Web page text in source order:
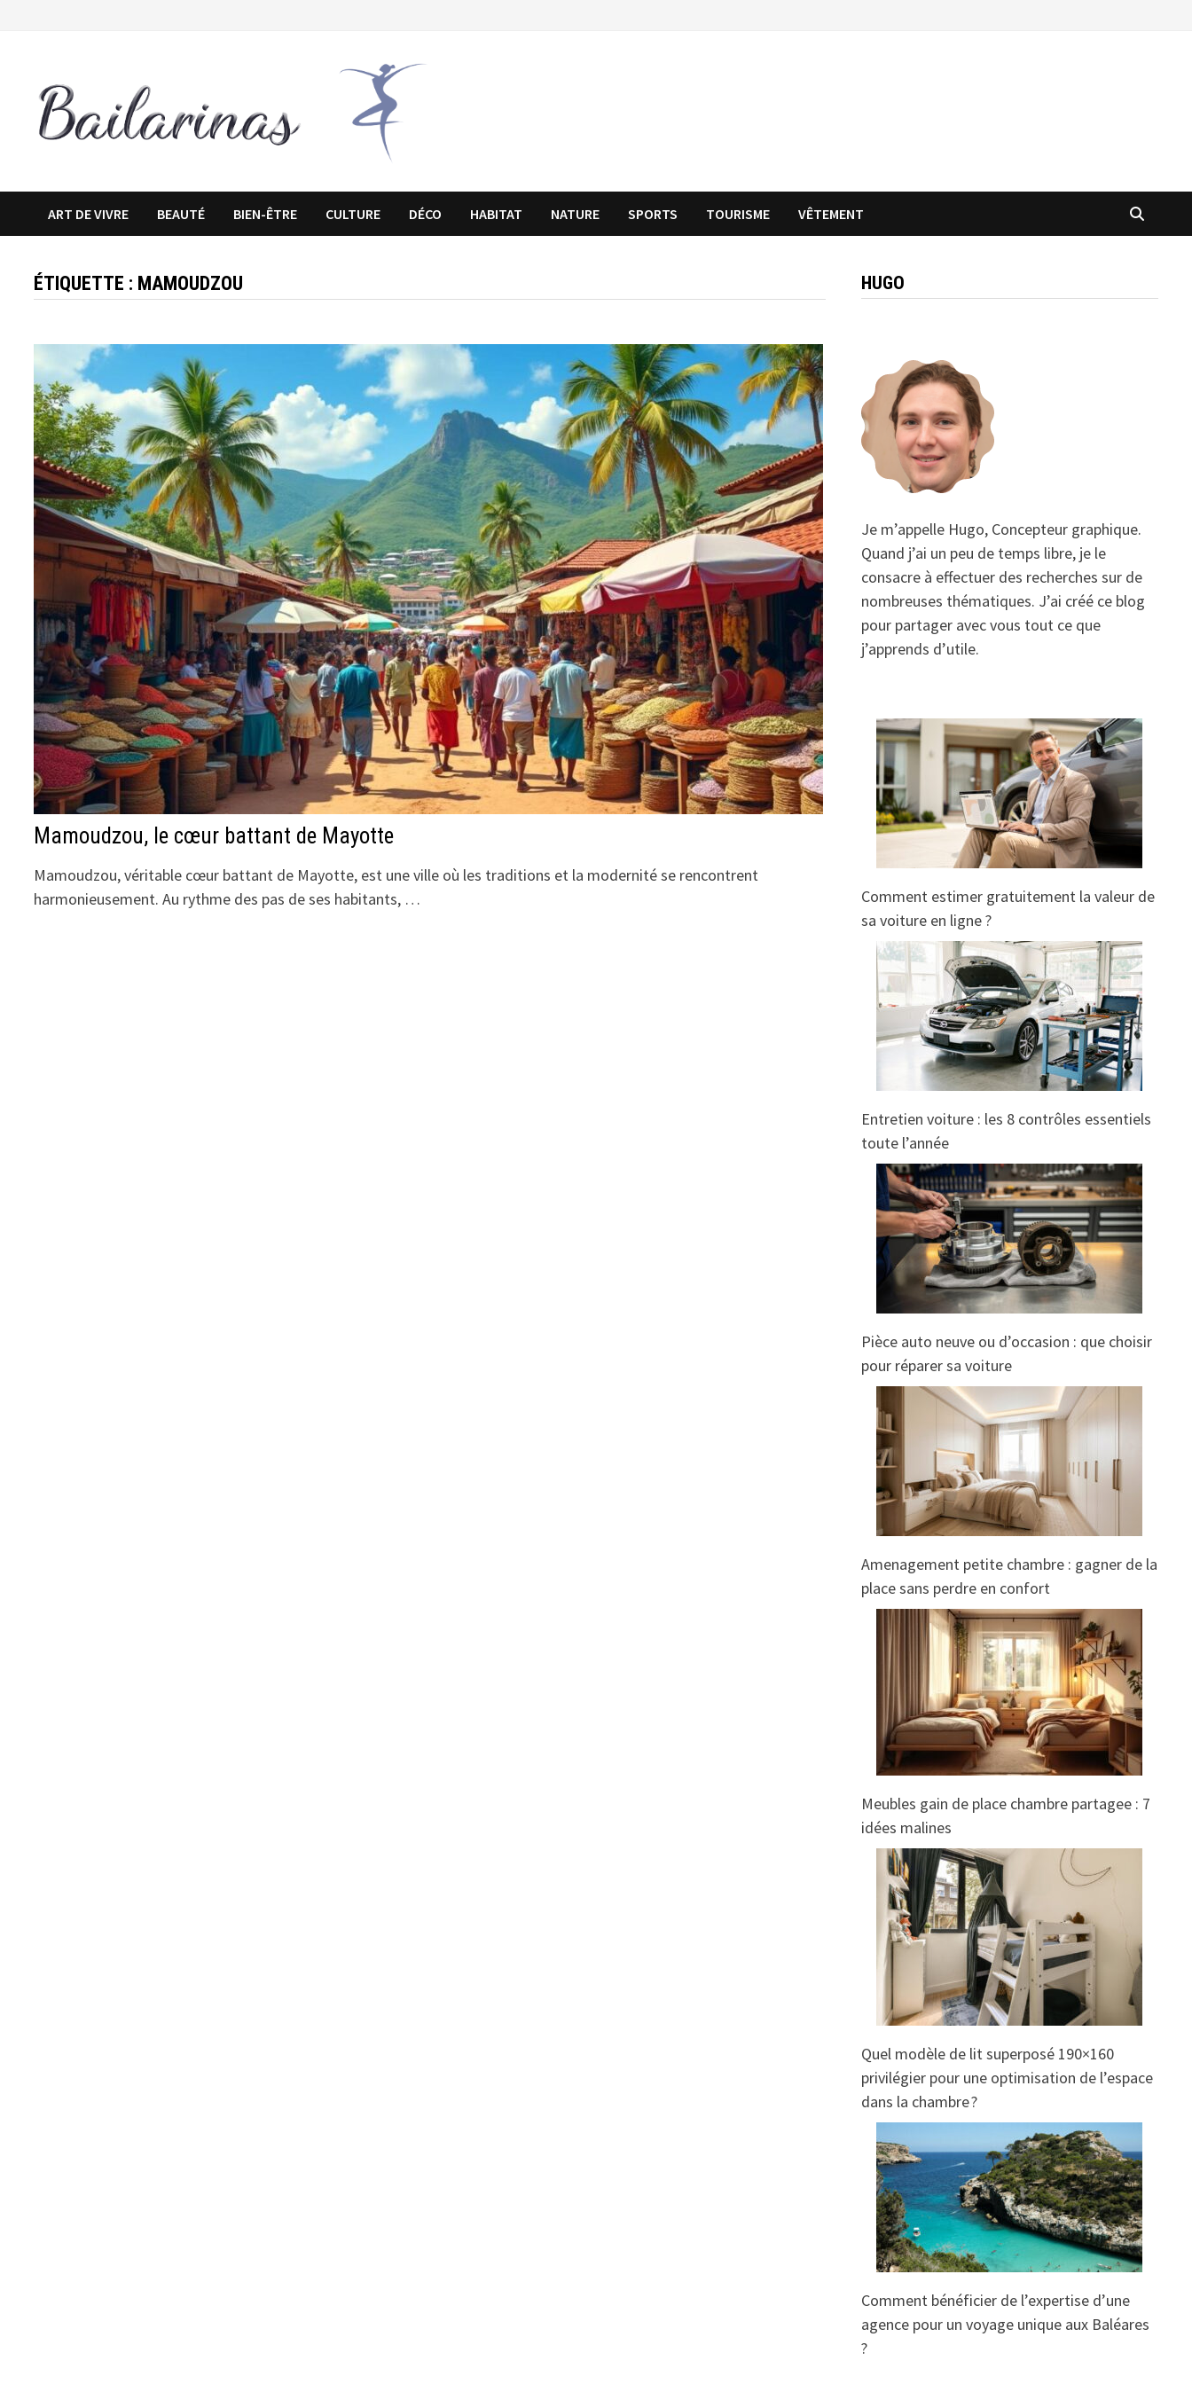
ART DE VIVRE BEAUTÉ BIEN-ÊTRE CULTURE DÉCO HABITAT NATURE SPORTS TOURISME VÊTEMENT
ÉTIQUETTE : MAMOUDZOU
Mamoudzou, le cœur battant de Mayotte
Mamoudzou, véritable cœur battant de Mayotte, est une ville où les traditions et la modernité se rencontrent
harmonieusement. Au rythme des pas de ses habitants, …
HUGO
Je m’appelle Hugo, Concepteur graphique.
Quand j’ai un peu de temps libre, je le
consacre à effectuer des recherches sur de
nombreuses thématiques. J’ai créé ce blog
pour partager avec vous tout ce que
j’apprends d’utile.
Comment estimer gratuitement la valeur de
sa voiture en ligne ?
Entretien voiture : les 8 contrôles essentiels
toute l’année
Pièce auto neuve ou d’occasion : que choisir
pour réparer sa voiture
Amenagement petite chambre : gagner de la
place sans perdre en confort
Meubles gain de place chambre partagee : 7
idées malines
Quel modèle de lit superposé 190×160
privilégier pour une optimisation de l’espace
dans la chambre ?
Comment bénéficier de l’expertise d’une
agence pour un voyage unique aux Baléares
?